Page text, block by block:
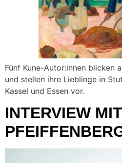
Fünf Kune-Autor:innen blicken
und stellen ihre Lieblinge in
Kassel und Essen vor.
INTERVIEW